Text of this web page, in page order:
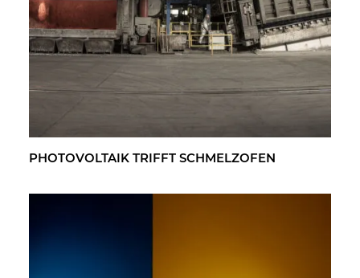
PHO­TO­VOL­TA­IK TRIFFT SCHMELZ­OFEN